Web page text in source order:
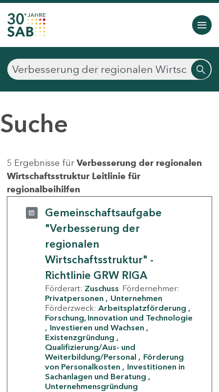
Suche
5 Ergebnisse für Verbesserung der regionalen
Wirtschaftsstruktur Leitlinie für
regionalbeihilfen
Gemeinschaftsaufgabe
"Verbesserung der
regionalen
Wirtschaftsstruktur" -
Richtlinie GRW RIGA
Förderart: Zuschuss Fördernehmer:
Privatpersonen
Unternehmen
Förderzweck: Arbeitsplatzförderung
Forschung, Innovation und Technologie
Investieren und Wachsen
Existenzgründung
Qualifizierung/Aus- und
Weiterbildung/Personal
Förderung
von Personalkosten
Investitionen in
Sachanlagen und Beratung
Unternehmensgründung